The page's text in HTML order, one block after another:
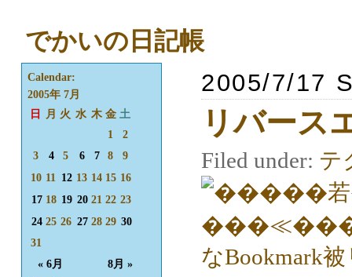
でかいの日記帳
2005/7/17
リバース
Filed under: テ
Calendar:
2005年 7月
日
月 火 水 木 金 土
« 6月 8月 »
1
2
3
4 5 6 7 8
9
10 11 12 13 14 15 16
17 18 19 20 21 22 23
24 25 26 27 28 29 30
31